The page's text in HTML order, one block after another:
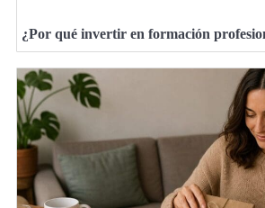
¿Por qué invertir en formación